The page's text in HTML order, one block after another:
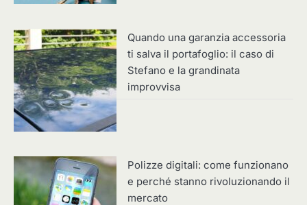
Quando una garanzia accessoria
ti salva il portafoglio: il caso di
Stefano e la grandinata
improvvisa
Polizze digitali: come funzionano
e perché stanno rivoluzionando il
mercato